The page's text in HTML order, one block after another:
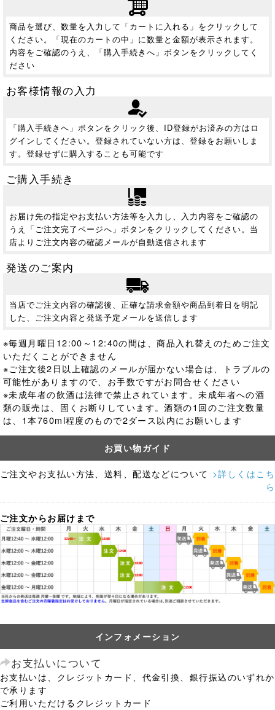
商品を選び、数量を入力して「カートに入れる」をクリックして
ください。「現在のカートの中」に数量と金額が表示されます。
内容をご確認のうえ、「購入手続きへ」ボタンをクリックしてく
ださい
お客様情報の入力
「購入手続きへ」ボタンをクリック後、ID登録がお済みの方はロ
グインしてください。登録されていない方は、登録をお願いしま
す。登録せずに購入することも可能です
ご購入手続き
お届け先の指定やお支払い方法等を入力し、入力内容をご確認の
うえ「ご注文完了ページへ」ボタンをクリックしてください。当
店よりご注文内容の確認メールが自動送信されます
発送のご案内
当店でご注文内容の確認後、正確な請求金額や商品到着日を明記
した、ご注文内容と発送予定メールを送信します
※毎週月曜日12:00～12:40の間は、商品入れ替えのためご注文
いただくことができません
※ご注文後2日以上確認のメールが届かない場合は、トラブルの
可能性がありますので、お手数ですがお問合せください
※未成年者の飲酒は法律で禁止されています。未成年者への酒
類の販売は、固くお断りしています。酒類の1回のご注文数量
は、1本760ml程度のもので2ダース以内にお願いします
お買い物ガイド
ご注文やお支払い方法、送料、配送などについて >詳しくはこち
ら
ご注文からお届けまで
インフォメーション
お支払いについて
お支払いは、クレジットカード、代金引換、銀行振込のいずれか
で承ります
ご利用いただけるクレジットカード